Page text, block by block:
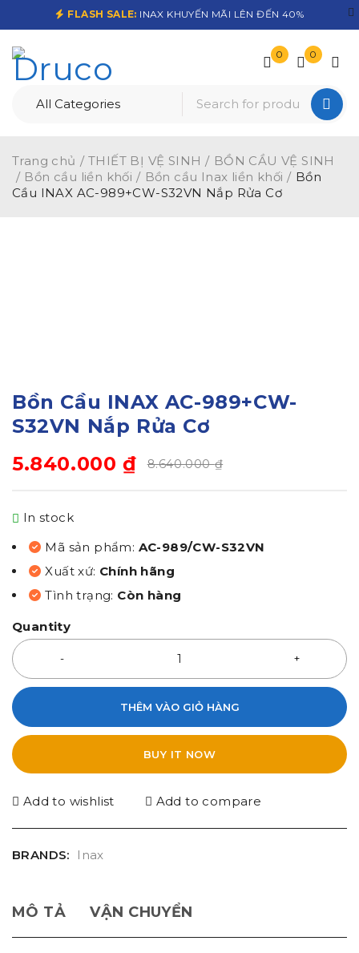
FLASH SALE: INAX KHUYẾN MÃI LÊN ĐẾN 40%
0 0
Trang chủ / THIẾT BỊ VỆ SINH / BỒN CẦU VỆ SINH
/ Bồn cầu liền khối / Bồn cầu Inax liền khối / Bồn
Cầu INAX AC-989+CW-S32VN Nắp Rửa Cơ
Bồn Cầu INAX AC-989+CW-
S32VN Nắp Rửa Cơ
8.640.000₫
5.840.000 ₫
In stock
Mã sản phẩm: AC-989/CW-S32VN
Xuất xứ: Chính hãng
Tình trạng: Còn hàng
Quantity
THÊM VÀO GIỎ HÀNG
BUY IT NOW
Add to wishlist Add to compare
BRANDS: Inax
MÔ TẢ VẬN CHUYỂN